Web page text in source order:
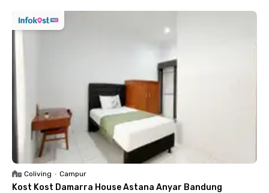
Coliving • Campur
Kost Kost Damarra House Astana Anyar Bandung